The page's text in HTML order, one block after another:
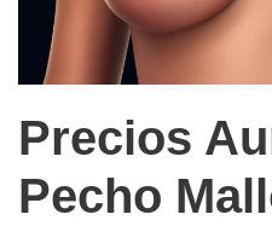
Precios
Pecho